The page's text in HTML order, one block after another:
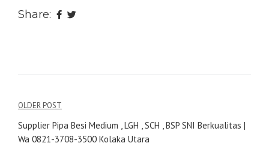
Share:
Navigasi
pos
OLDER POST
Supplier Pipa Besi Medium , LGH , SCH , BSP SNI Berkualitas |
Wa 0821-3708-3500 Kolaka Utara